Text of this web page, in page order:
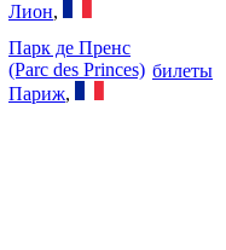
Лион,
Парк де Пренс
(Parc des Princes)
Париж,
билеты